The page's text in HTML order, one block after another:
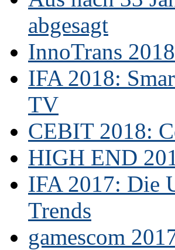
abgesagt
InnoTrans
IFA 2018:
TV
CEBIT 2018:
HIGH END
IFA 2017: Die
Trends
gamescom